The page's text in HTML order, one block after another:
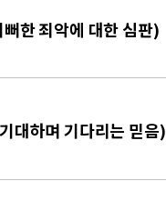
한 죄악에 대한 심판)
대하며 기다리는 믿음)